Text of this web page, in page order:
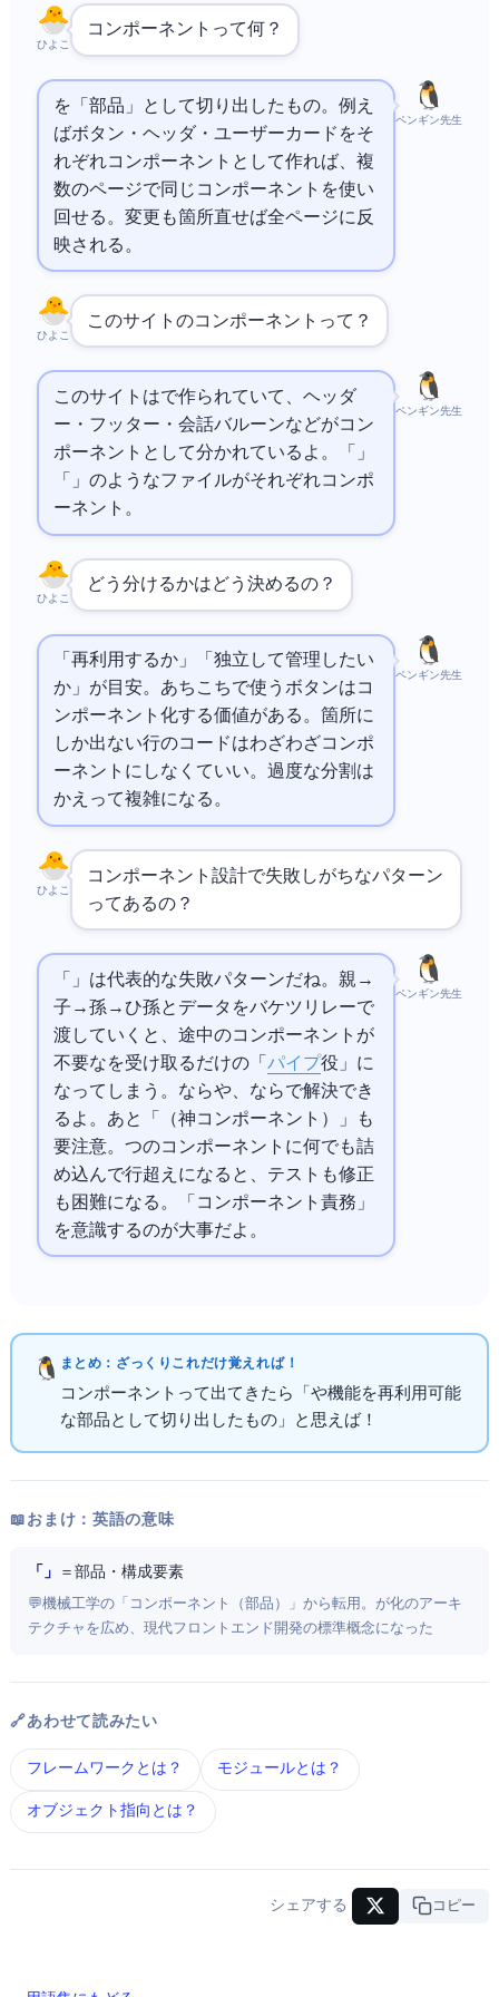
ひよこ
コンポーネントって何？
ペンギン先生
を「部品」として切り出したもの。例え
ばボタン・ヘッダ・ユーザーカードをそ
れぞれコンポーネントとして作れば、複
数のページで同じコンポーネントを使い
回せる。変更も1箇所直せば全ページに反
映される。
ひよこ
このサイトのコンポーネントって？
ペンギン先生
このサイトはで作られていて、ヘッダ
ー・フッター・会話バルーンなどがコン
ポーネントとして分かれているよ。「Header.astro」
「Balloon.astro」のような.astroファイルがそれぞれコンポ
ーネント。
ひよこ
どう分けるかはどう決めるの？
ペンギン先生
「再利用するか」「独立して管理したい
か」が目安。あちこちで使うボタンはコ
ンポーネント化する価値がある。1箇所に
しか出ない10行のコードはわざわざコンポ
ーネントにしなくていい。過度な分割は
かえって複雑になる。
ひよこ
コンポーネント設計で失敗しがちなパターン
ってあるの？
ペンギン先生
「Prop Drilling」は代表的な失敗パターンだね。親→
子→孫→ひ孫とデータをバケツリレーで
渡していくと、途中のコンポーネントが
不要なpropsを受け取るだけの「 パイプ役」に
なってしまう。 ならContextやZustand、 ならPinia/Provideで解決でき
るよ。あと「God Component（神コンポーネント）」も
要注意。1つのコンポーネントに何でも詰
め込んで500行超えになると、テストも修正
も困難になる。「1コンポーネント1責務」
を意識するのが大事だよ。
まとめ：ざっくりこれだけ覚えればOK！
コンポーネントって出てきたら「 や機能を再利用可能
な部品として切り出したもの」と思えばOK！
📖 おまけ：英語の意味
「Component」 ＝ 部品・構成要素
💬 機械工学の「コンポーネント（部品）」から転用。ReactがUI Component化のアーキ
テクチャを広め、現代フロントエンド開発の標準概念になった
🔗 あわせて読みたい
フレームワーク とは？ モジュール とは？
オブジェクト指向 とは？
シェアする URLコピー